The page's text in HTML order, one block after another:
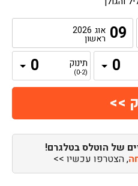
09 אוג 2026
ראשון
תינוק
(0-2)
של הוטלס בטלגרם!
, הצטרפו עכשיו >>